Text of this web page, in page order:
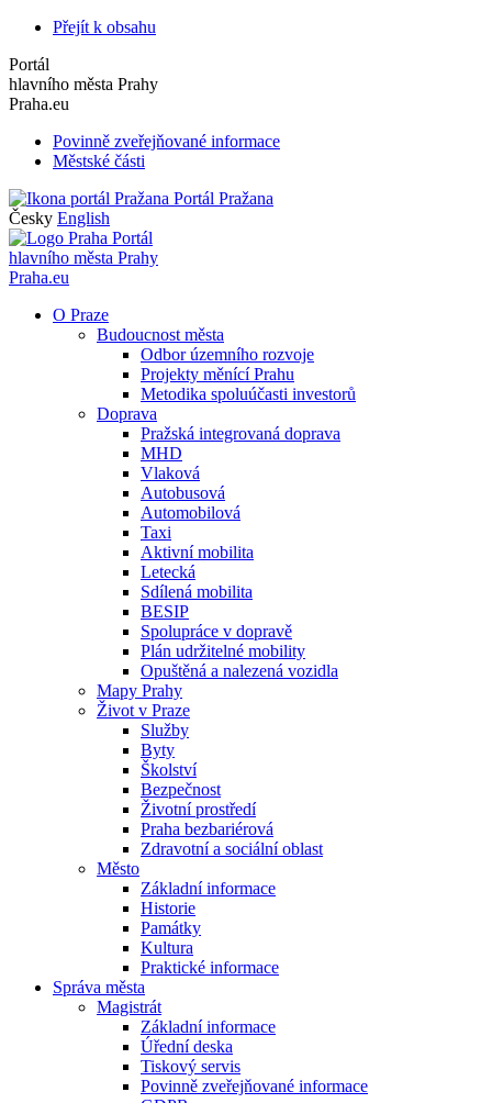
Přejít k obsahu
Portál
hlavního města Prahy
Praha.eu
Povinně zveřejňované informace
Městské části
Portál Pražana
Česky English
Portál
hlavního města Prahy
Praha.eu
O Praze
Budoucnost města
Odbor územního rozvoje
Projekty měnící Prahu
Metodika spoluúčasti investorů
Doprava
Pražská integrovaná doprava
MHD
Vlaková
Autobusová
Automobilová
Taxi
Aktivní mobilita
Letecká
Sdílená mobilita
BESIP
Spolupráce v dopravě
Plán udržitelné mobility
Opuštěná a nalezená vozidla
Mapy Prahy
Život v Praze
Služby
Byty
Školství
Bezpečnost
Životní prostředí
Praha bezbariérová
Zdravotní a sociální oblast
Město
Základní informace
Historie
Památky
Kultura
Praktické informace
Správa města
Magistrát
Základní informace
Úřední deska
Tiskový servis
Povinně zveřejňované informace